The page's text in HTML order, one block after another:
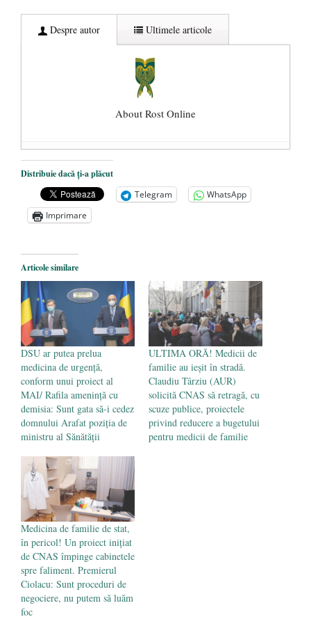
Despre autor Ultimele articole
About Rost Online
Dezvăluiri cutremurătoare despre
președintele Ucrainei, Volodymyr
Zelensky
- 13 mai 2026
Statul care servește Națiunea
Legea Vexler produce efecte. Bustul
poetului Octavian Goga, înlăturat din Iași
- 16 aprilie 2026
Distribuie dacă ți-a plăcut
Telegram
WhatsApp
Imprimare
Articole similare
DSU ar putea prelua
medicina de urgenţă,
conform unui proiect al
MAI/ Rafila amenință cu
demisia: Sunt gata să-i cedez
domnului Arafat poziţia de
ministru al Sănătăţii
ULTIMA ORĂ! Medicii de
familie au ieșit în stradă.
Claudiu Târziu (AUR)
solicită CNAS să retragă, cu
scuze publice, proiectele
privind reducere a bugetului
pentru medicii de familie
Medicina de familie de stat,
în pericol! Un proiect inițiat
de CNAS împinge cabinetele
spre faliment. Premierul
Ciolacu: Sunt proceduri de
negociere, nu putem să luăm
foc